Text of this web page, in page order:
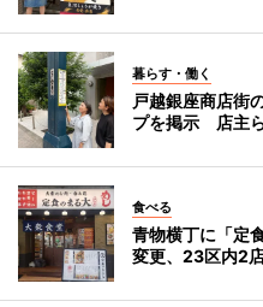
暮らす・働く
戸越銀座商店街
プを掲示 店主
食べる
青物横丁に「定
変更、23区内2